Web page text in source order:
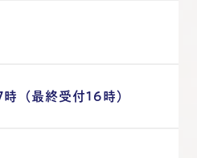
（最終受付16時）